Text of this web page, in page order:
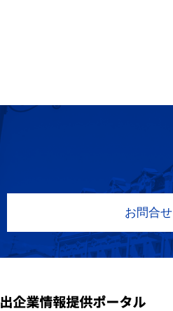
お問合せ